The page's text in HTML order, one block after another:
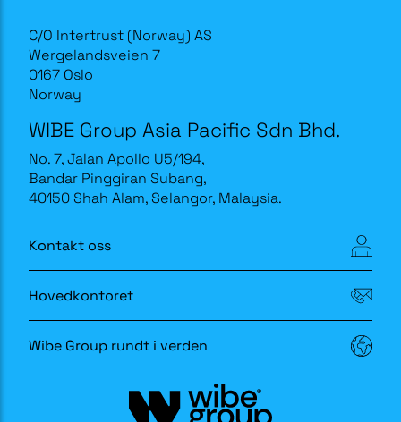
C/O Intertrust (Norway) AS
Wergelandsveien 7
0167 Oslo
Norway
WIBE Group Asia Pacific Sdn Bhd.
No. 7, Jalan Apollo U5/194,
Bandar Pinggiran Subang,
40150 Shah Alam, Selangor, Malaysia.
Kontakt oss
Hovedkontoret
Wibe Group rundt i verden